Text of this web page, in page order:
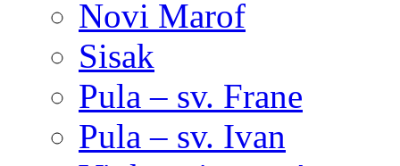
Novi Marof
Sisak
Pula – sv. Frane
Pula – sv. Ivan